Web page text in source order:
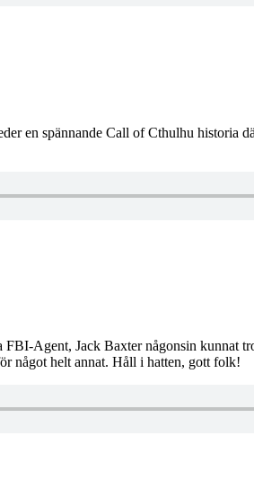
en spännande Call of Cthulhu historia
FBI-Agent, Jack Baxter någonsin kunnat
något helt annat. Håll i hatten, gott folk!